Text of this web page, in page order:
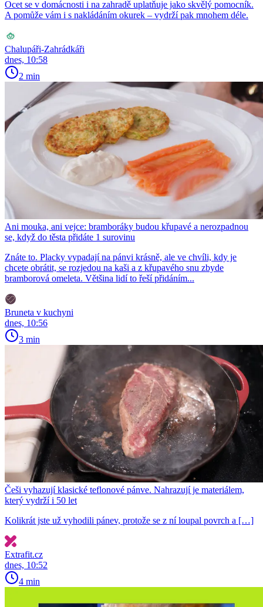
Ocet se v domácnosti i na zahradě uplatňuje jako skvělý pomocník.
A pomůže vám i s nakládáním okurek – vydrží pak mnohem déle.
Chalupáři-Zahrádkáři
dnes, 10:58
2 min
Ani mouka, ani vejce: bramboráky budou křupavé a nerozpadnou
se, když do těsta přidáte 1 surovinu
Znáte to. Placky vypadají na pánvi krásně, ale ve chvíli, kdy je
chcete obrátit, se rozjedou na kaši a z křupavého snu zbyde
bramborová omeleta. Většina lidí to řeší přidáním...
Bruneta v kuchyni
dnes, 10:56
3 min
Češi vyhazují klasické teflonové pánve. Nahrazují je materiálem,
který vydrží i 50 let
Kolikrát jste už vyhodili pánev, protože se z ní loupal povrch a […]
Extrafit.cz
dnes, 10:52
4 min